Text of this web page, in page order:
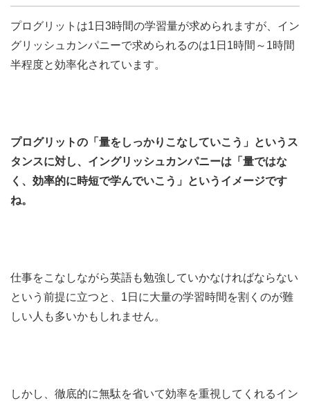
プログリットは1日3時間の学習量が求められますが、イン
グリッシュカンパニーで求められるのは1日1時間～1時間
半程度と効率化されています。
プログリットの「量をしっかりこなしていこう」というス
タンスに対し、イングリッシュカンパニーは「量ではな
く、効率的に時短で学んでいこう」というイメージです
ね。
仕事をこなしながら英語も勉強していかなければならない
という前提に立つと、1日に大量の学習時間を割くのが難
しい人も多いかもしれません。
しかし、徹底的に無駄を省いて効率を重視してくれるイン